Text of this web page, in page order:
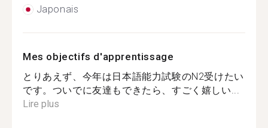
Japonais
Mes objectifs d'apprentissage
とりあえず、今年は日本語能力試験のN2受けたい
です。ついでに友達もできたら、すごく嬉しい...
Lire plus